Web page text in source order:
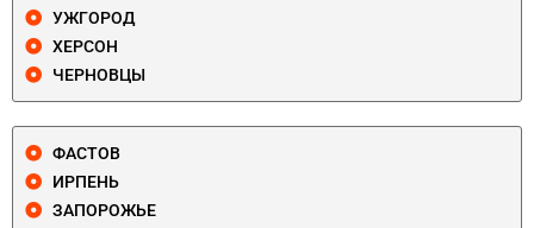
УЖГОРОД
ХЕРСОН
ЧЕРНОВЦЫ
ФАСТОВ
ИРПЕНЬ
ЗАПОРОЖЬЕ